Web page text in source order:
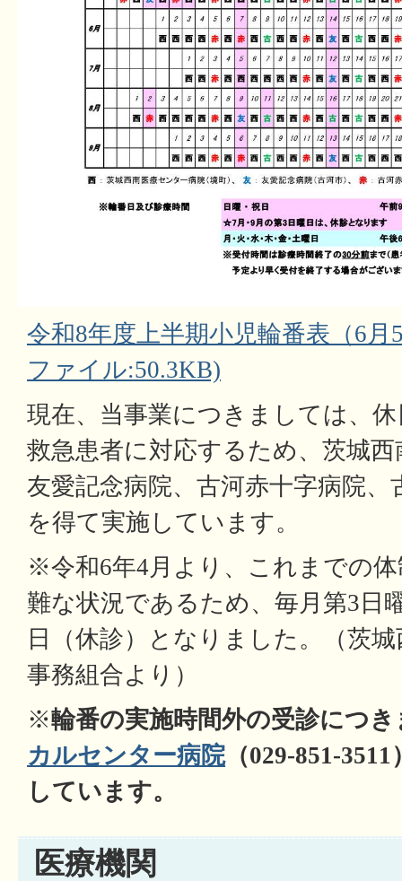
令和8年度上半期小児輪番表（6月
ファイル:50.3KB)
現在、当事業につきましては、
救急患者に対応するため、茨城
友愛記念病院、古河赤十字病院、
を得て実施しています。
※令和6年4月より、これまでの
難な状況であるため、毎月第3日
日（休診）となりました。（茨
事務組合より）
※輪番の実施時間外の受診につ
カルセンター病院（029-851-
しています。
医療機関